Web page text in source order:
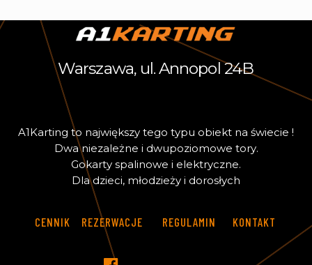
Warszawa, ul. Annopol 24B
A1Karting to największy tego typu obiekt na świecie !
Dwa niezależne i dwupoziomowe tory.
Gokarty spalinowe i elektryczne.
Dla dzieci, młodzieży i dorosłych
CENNIK REZERWACJE REGULAMIN KONTAKT